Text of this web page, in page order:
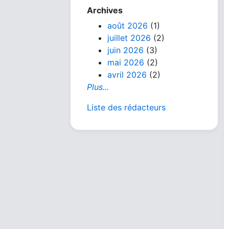
Archives
août 2026 (1)
juillet 2026 (2)
juin 2026 (3)
mai 2026 (2)
avril 2026 (2)
Plus...
Liste des rédacteurs